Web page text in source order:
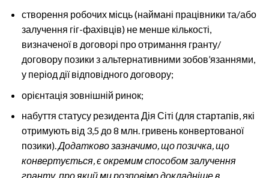
створення робочих місць (наймані працівники та/або
залучення гіг-фахівців) не менше кількості,
визначеної в договорі про отримання гранту/
договору позики з альтернативними зобов’язаннями,
у період дії відповідного договору;
орієнтація зовнішній ринок;
набуття статусу резидента Дія Сіті (для стартапів, які
отримують від 3,5 до 8 млн. гривень конвертованої
позики).Додатково зазначимо, що позичка, що
конвертується, є окремим способом залучення
гранту, про який ми розповімо докладніше в